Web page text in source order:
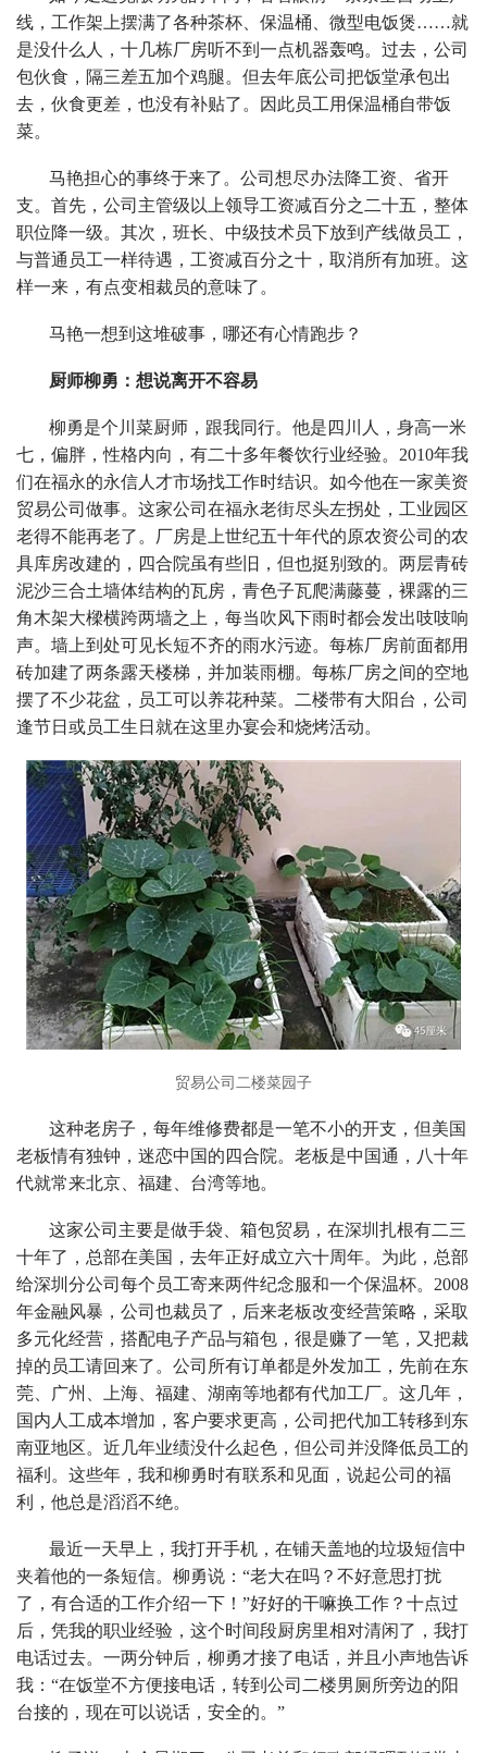
线，工作架上摆满了各种茶杯、保温桶、微型电饭煲……就
是没什么人，十几栋厂房听不到一点机器轰鸣。过去，公司
包伙食，隔三差五加个鸡腿。但去年底公司把饭堂承包出
去，伙食更差，也没有补贴了。因此员工用保温桶自带饭
菜。
马艳担心的事终于来了。公司想尽办法降工资、省开
支。首先，公司主管级以上领导工资减百分之二十五，整体
职位降一级。其次，班长、中级技术员下放到产线做员工，
与普通员工一样待遇，工资减百分之十，取消所有加班。这
样一来，有点变相裁员的意味了。
马艳一想到这堆破事，哪还有心情跑步？
厨师柳勇：想说离开不容易
柳勇是个川菜厨师，跟我同行。他是四川人，身高一米
七，偏胖，性格内向，有二十多年餐饮行业经验。2010年我
们在福永的永信人才市场找工作时结识。如今他在一家美资
贸易公司做事。这家公司在福永老街尽头左拐处，工业园区
老得不能再老了。厂房是上世纪五十年代的原农资公司的农
具库房改建的，四合院虽有些旧，但也挺别致的。两层青砖
泥沙三合土墙体结构的瓦房，青色子瓦爬满藤蔓，裸露的三
角木架大樑横跨两墙之上，每当吹风下雨时都会发出吱吱响
声。墙上到处可见长短不齐的雨水污迹。每栋厂房前面都用
砖加建了两条露天楼梯，并加装雨棚。每栋厂房之间的空地
摆了不少花盆，员工可以养花种菜。二楼带有大阳台，公司
逢节日或员工生日就在这里办宴会和烧烤活动。
贸易公司二楼菜园子
这种老房子，每年维修费都是一笔不小的开支，但美国
老板情有独钟，迷恋中国的四合院。老板是中国通，八十年
代就常来北京、福建、台湾等地。
这家公司主要是做手袋、箱包贸易，在深圳扎根有二三
十年了，总部在美国，去年正好成立六十周年。为此，总部
给深圳分公司每个员工寄来两件纪念服和一个保温杯。2008
年金融风暴，公司也裁员了，后来老板改变经营策略，采取
多元化经营，搭配电子产品与箱包，很是赚了一笔，又把裁
掉的员工请回来了。公司所有订单都是外发加工，先前在东
莞、广州、上海、福建、湖南等地都有代加工厂。这几年，
国内人工成本增加，客户要求更高，公司把代加工转移到东
南亚地区。近几年业绩没什么起色，但公司并没降低员工的
福利。这些年，我和柳勇时有联系和见面，说起公司的福
利，他总是滔滔不绝。
最近一天早上，我打开手机，在铺天盖地的垃圾短信中
夹着他的一条短信。柳勇说：“老大在吗？不好意思打扰
了，有合适的工作介绍一下！”好好的干嘛换工作？十点过
后，凭我的职业经验，这个时间段厨房里相对清闲了，我打
电话过去。一两分钟后，柳勇才接了电话，并且小声地告诉
我：“在饭堂不方便接电话，转到公司二楼男厕所旁边的阳
台接的，现在可以说话，安全的。”